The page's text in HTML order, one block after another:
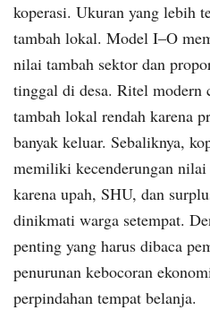
koperasi. Ukuran yang lebih
tambah lokal. Model I–O
nilai tambah sektor dan
tinggal di desa. Ritel
tambah lokal rendah karena
banyak keluar. Sebaliknya,
memiliki kecenderungan
karena upah, SHU, dan
dinikmati warga setempat.
penting yang harus dibaca
penurunan kebocoran
perpindahan tempat belanja.